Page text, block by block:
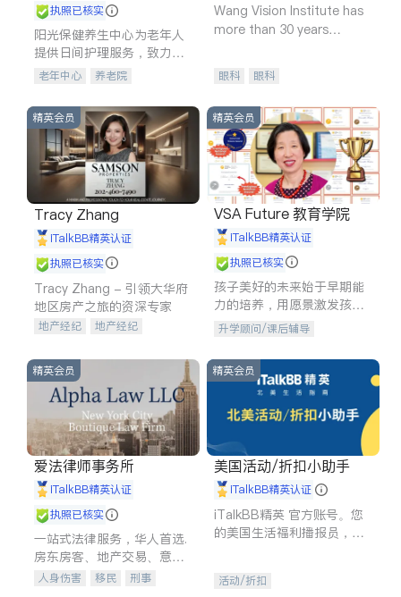
执照已核实
阳光保健养生中心为老年人
提供日间护理服务，致力于
通过持续的护理创新来有效
老年中心 养老院
Wang Vision Institute has
more than 30 years
眼科 眼科
精英会员
Tracy Zhang
iTalkBB精英认证
执照已核实
Tracy Zhang - 引领大华府
地区房产之旅的资深专家
地产经纪
地产经纪
商铺租售
精英会员
VSA Future 教育学院
iTalkBB精英认证
执照已核实
孩子美好的未来始于早期能
力的培养，用愿景激发孩子
的学习潜力和动力。理念：
拥有成长型心态是成功的基
石。
升学顾问/课后辅导
精英会员
爱法律师事务所
iTalkBB精英认证
执照已核实
一站式法律服务，华人首选.
房东房客、地产交易、意外
伤害、车祸重伤、商业诉
人身伤害 移民
刑事
精英会员
美国活动/折扣小助手
iTalkBB精英认证
iTalkBB精英 官方账号。您
的美国生活福利播报员，精
专属福利。
活动/折扣